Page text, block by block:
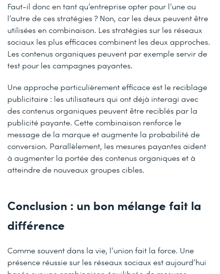
Faut-il donc en tant qu’entreprise opter pour l’une ou
l’autre de ces stratégies ? Non, car les deux peuvent être
utilisées en combinaison. Les stratégies sur les réseaux
sociaux les plus efficaces combinent les deux approches.
Les contenus organiques peuvent par exemple servir de
test pour les campagnes payantes.
Une approche particulièrement efficace est le reciblage
publicitaire : les utilisateurs qui ont déjà interagi avec
des contenus organiques peuvent être reciblés par la
publicité payante. Cette combinaison renforce le
message de la marque et augmente la probabilité de
conversion. Parallèlement, les mesures payantes aident
à augmenter la portée des contenus organiques et à
atteindre de nouveaux groupes cibles.
Conclusion : un bon mélange fait la
différence
Comme souvent dans la vie, l’union fait la force. Une
présence réussie sur les réseaux sociaux est aujourd’hui